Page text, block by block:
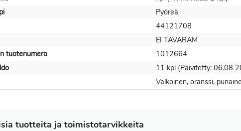
Pyöreä
44121708
EI TAVARAM
tuotenumero
1012664
11 kpl (Päivitetty: 06.08
Valkoinen, oranssi,
tuotteita ja toimistotarvikkeita